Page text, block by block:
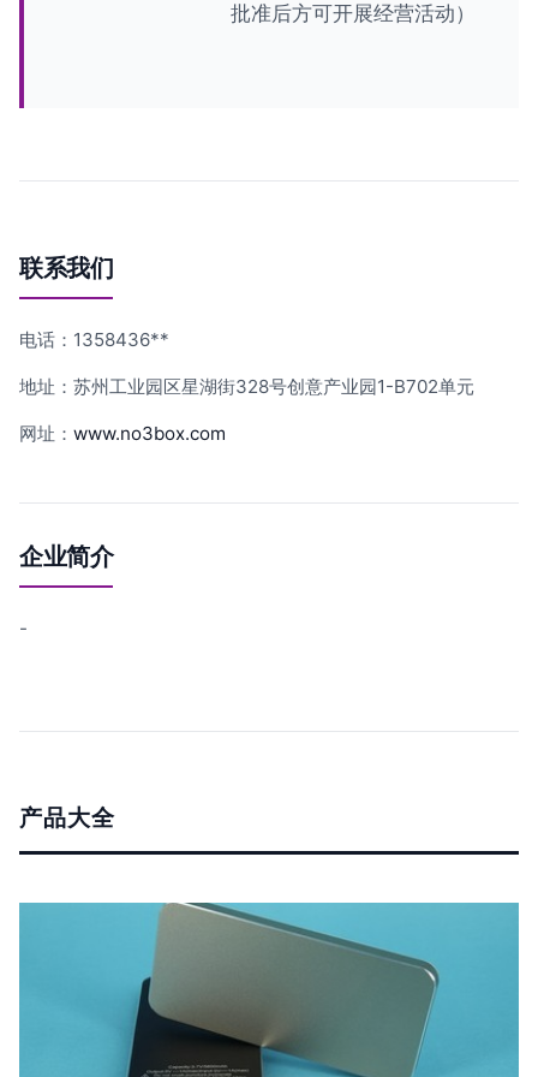
批准后方可开展经营活动）
联系我们
电话：1358436**
地址：苏州工业园区星湖街328号创意产业园1-B702单元
网址： www.no3box.com
企业简介
-
产品大全